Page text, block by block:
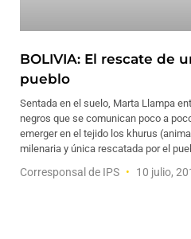
BOLIVIA: El rescate de
pueblo
Sentada en el suelo, Marta Llampa
negros que se comunican poco a
emerger en el tejido los khurus
milenaria y única rescatada por el
Corresponsal de IPS 10 julio,